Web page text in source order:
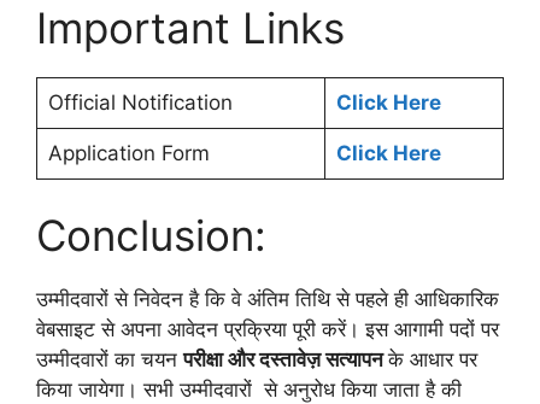
Important Links
Official Notification Click Here
Application Form Click Here
Conclusion:
उम्मीदवारों से निवेदन है कि वे अंतिम तिथि से पहले ही आधिकारिक
वेबसाइट से अपना आवेदन प्रक्रिया पूरी करें। इस आगामी पदों पर
उम्मीदवारों का चयनपरीक्षा और दस्तावेज़ सत्यापनके आधार पर
किया जायेगा। सभी उम्मीदवारों से अनुरोध किया जाता है की